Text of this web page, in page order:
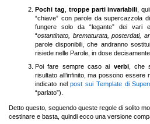
Pochi tag
troppe parti invariabili ,
“chiave” con parole da supercazzola
fungere solo da “legante” dei vari
“ostantinato, brematurata, posterdati,
parole disponibili, che andranno
risiede nelle Parole, in dose
Poi fare sempre caso ai verbi, che
risultato all’infinito, ma possono essere
indicato nelpost sui Template di
“parlato”).
Detto questo, seguendo queste regole di solito
cestinare e basta, quindi ecco una versione